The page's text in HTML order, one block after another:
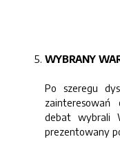
WYBRANY
Po szeregu
debat wybrali
prezentowany